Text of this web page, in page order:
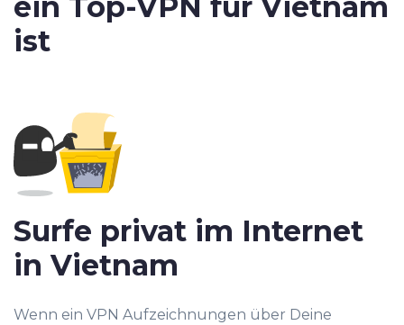
ein Top-VPN für Vietnam
ist
Surfe privat im Internet
in Vietnam
Wenn ein VPN Aufzeichnungen über Deine